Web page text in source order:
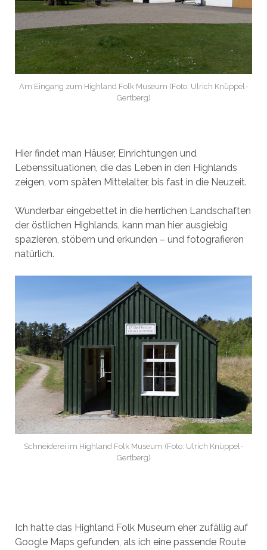
Am Eingang zum Highland Folk Museum (Foto: Ulrich Knüppel-
Gertberg)
Hier findet man Häuser, Einrichtungen und
Lebenssituationen, die das Leben in den Highlands
zeigen, vom späten Mittelalter, bis fast in die Neuzeit.
Wunderbar eingebettet in die herrlichen Landschaften
der östlichen Highlands, kann man hier ausgiebig
spazieren, stöbern und erkunden – und fotografieren
natürlich.
Schneiderei im Highland Folk Museum (Foto: Ulrich Knüppel-
Gertberg)
Ich hatte das Highland Folk Museum eher zufällig auf
Google Maps gefunden, als ich eine passende Route